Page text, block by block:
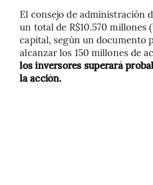
El consejo de administración
un total de R$10.570 millones
capital, según un documento
alcanzar los 150 millones de
los inversores superará
la acción.